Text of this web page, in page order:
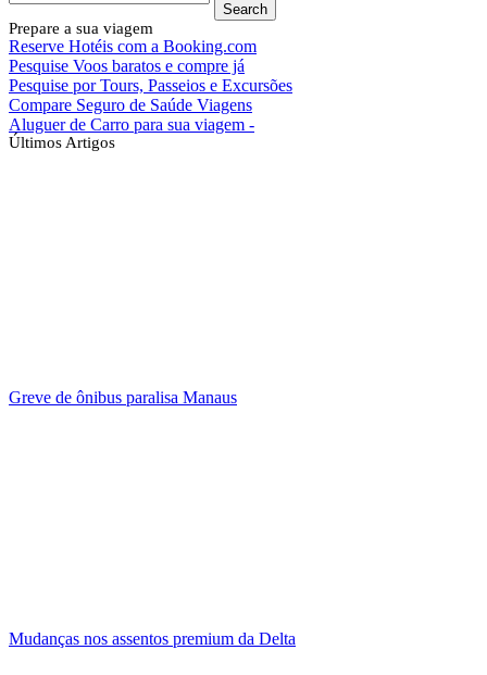
Search
Prepare a sua viagem
Reserve Hotéis com a Booking.com
Pesquise Voos baratos e compre já
Pesquise por Tours, Passeios e Excursões
Compare Seguro de Saúde Viagens
Aluguer de Carro para sua viagem -
Últimos Artigos
Greve de ônibus paralisa Manaus
Mudanças nos assentos premium da Delta